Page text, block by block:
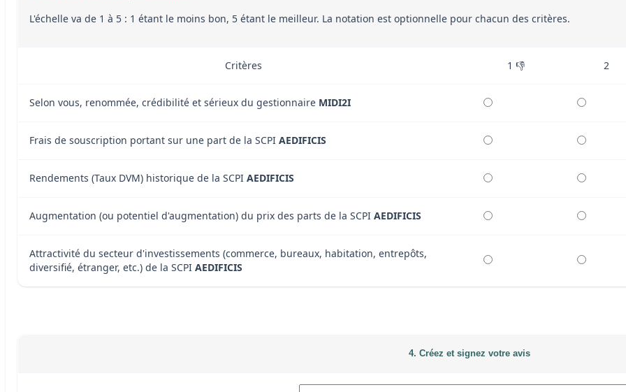
L'échelle va de 1 à 5 : 1 étant le moins bon, 5 étant le meilleur. La notation est optionnelle pour chacun des critères.
Critères 1 👎 2
Selon vous, renommée, crédibilité et sérieux du gestionnaire MIDI2I
Frais de souscription portant sur une part de la SCPI AEDIFICIS
Rendements (Taux DVM) historique de la SCPI AEDIFICIS
Augmentation (ou potentiel d'augmentation) du prix des parts de la SCPI AEDIFICIS
Attractivité du secteur d'investissements (commerce, bureaux, habitation, entrepôts,
diversifié, étranger, etc.) de la SCPI AEDIFICIS
4. Créez et signez votre avis